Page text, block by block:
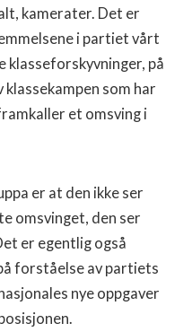
kamerater. Det er
i partiet vårt
klasseforskyvninger, på
klassekampen som har
et omsving i
er at den ikke ser
omsvinget, den ser
er egentlig også
forståelse av partiets
nye oppgaver